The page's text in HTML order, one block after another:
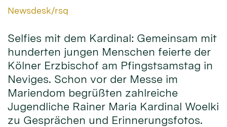
Von:
Newsdesk/rsq
Selfies mit dem Kardinal: Gemeinsam mit
hunderten jungen Menschen feierte der
Kölner Erzbischof am Pfingstsamstag in
Neviges. Schon vor der Messe im
Mariendom begrüßten zahlreiche
Jugendliche Rainer Maria Kardinal Woelki
zu Gesprächen und Erinnerungsfotos.